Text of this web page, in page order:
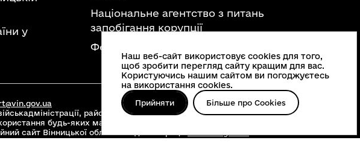
у
Національне агентство з питань
запобігання корупції
Федерація професійних спілок України
районні військові адміністрації, територіальні
будь-яких матеріалів, що опубліковані на цьому сайті,
сайт Вінницької облвійськадміністрації
Наш веб-сайт використовує cookies для того,
щоб зробити перегляд сайту кращим для вас.
Користуючись нашим сайтом ви погоджуєтесь
на використання cookies.
Прийняти Більше про Cookies